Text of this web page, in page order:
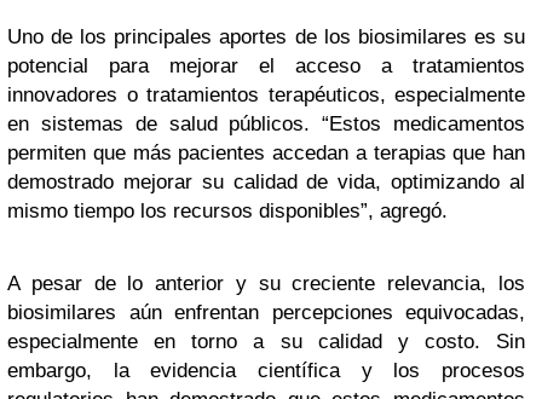
Uno de los principales aportes de los biosimilares es su
potencial para mejorar el acceso a tratamientos
innovadores o tratamientos terapéuticos, especialmente
en sistemas de salud públicos. “Estos medicamentos
permiten que más pacientes accedan a terapias que han
demostrado mejorar su calidad de vida, optimizando al
mismo tiempo los recursos disponibles”, agregó.
A pesar de lo anterior y su creciente relevancia, los
biosimilares aún enfrentan percepciones equivocadas,
especialmente en torno a su calidad y costo. Sin
embargo, la evidencia científica y los procesos